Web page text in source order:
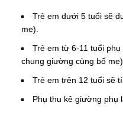
Trẻ em dưới 5 tuổi sẽ
mẹ).
Trẻ em từ 6-11 tuổi
chung giường cùng bố mẹ).
Trẻ em trên 12 tuổi sẽ
Phụ thu kê giường phụ